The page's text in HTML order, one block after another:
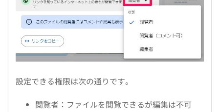
設定できる権限は次の通りです。
閲覧者：ファイルを閲覧できるが編集は不可